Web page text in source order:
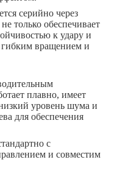
серийно через
только обеспечивает
к удару и
гибким вращением и
плавно, имеет
уровень шума и
для обеспечения
с
и совместим